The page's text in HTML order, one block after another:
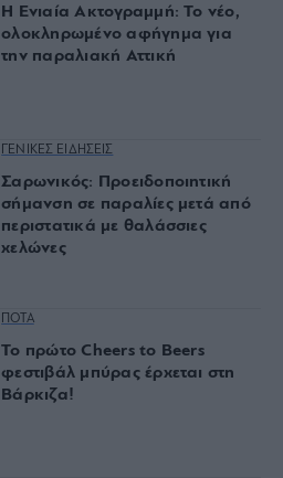
Η Ενιαία Ακτογραμμή: Το νέο,
ολοκληρωμένο αφήγημα για
την παραλιακή Αττική
ΓΕΝΙΚΕΣ ΕΙΔΗΣΕΙΣ
Σαρωνικός: Προειδοποιητική
σήμανση σε παραλίες μετά από
περιστατικά με θαλάσσιες
χελώνες
ΠΟΤΑ
Το πρώτο Cheers to Beers
φεστιβάλ μπύρας έρχεται στη
Βάρκιζα!